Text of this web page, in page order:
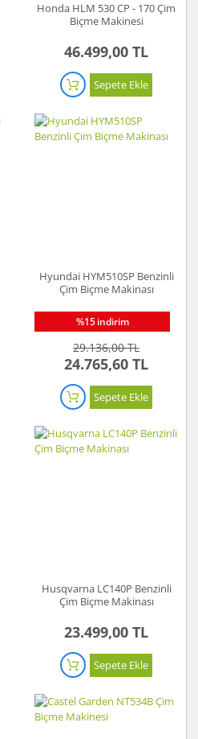
Honda HLM 530 CP - 170 Çim
Biçme Makinesi
46.499,00 TL
Sepete Ekle
Hyundai HYM510SP Benzinli
Çim Biçme Makinası
%15 indirim
29.136,00 TL
24.765,60 TL
Sepete Ekle
Husqvarna LC140P Benzinli
Çim Biçme Makinası
23.499,00 TL
Sepete Ekle